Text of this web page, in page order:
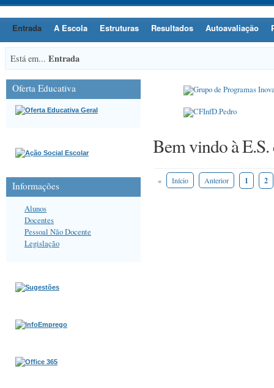
Entrada A Escola Estruturas Resultados Autoavaliação
Está em... Entrada
Bem vindo à
« Início Anterior 1 2
Oferta Educativa
Informações
Alunos
Docentes
Pessoal Não Docente
Legislação